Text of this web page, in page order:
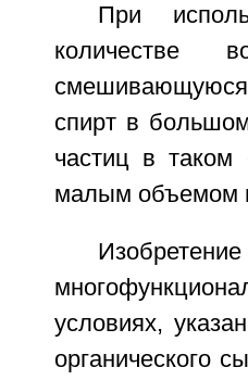
При
количестве
спирт в
частиц в таком
малым объемом
условиях,
органического